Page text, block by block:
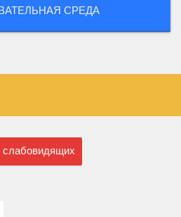
СРЕДА